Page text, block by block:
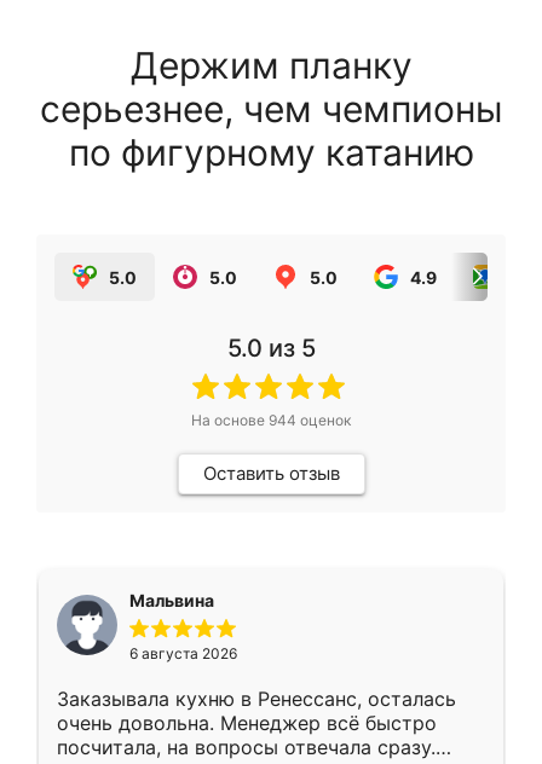
Держим планку
серьезнее, чем чемпионы
по фигурному катанию
5.0 5.0 5.0 4.9
5.0 из 5
На основе 944 оценок
Оставить отзыв
Мальвина
6 августа 2026
Заказывала кухню в Ренессанс, осталась
очень довольна. Менеджер всё быстро
посчитала, на вопросы отвечала сразу.